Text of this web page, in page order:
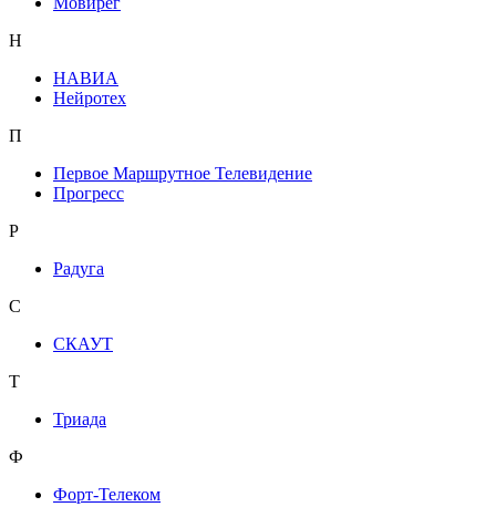
Н
НАВИА
Нейротех
П
Первое Маршрутное Телевидение
Прогресс
Р
Радуга
С
СКАУТ
Т
Триада
Ф
Форт-Телеком